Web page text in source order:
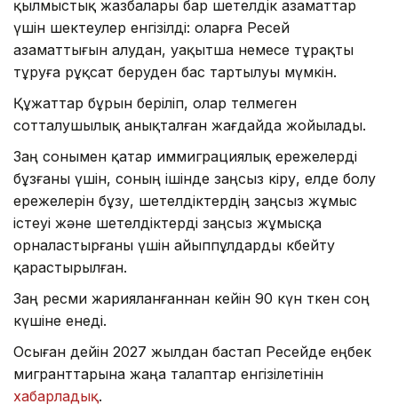
қылмыстық жазбалары бар шетелдік азаматтар
үшін шектеулер енгізілді: оларға Ресей
азаматтығын алудан, уақытша немесе тұрақты
тұруға рұқсат беруден бас тартылуы мүмкін.
Құжаттар бұрын беріліп, олар өтелмеген
сотталушылық анықталған жағдайда жойылады.
Заң сонымен қатар иммиграциялық ережелерді
бұзғаны үшін, соның ішінде заңсыз кіру, елде болу
ережелерін бұзу, шетелдіктердің заңсыз жұмыс
істеуі және шетелдіктерді заңсыз жұмысқа
орналастырғаны үшін айыппұлдарды көбейту
қарастырылған.
Заң ресми жарияланғаннан кейін 90 күн өткен соң
күшіне енеді.
Осыған дейін 2027 жылдан бастап Ресейде еңбек
мигранттарына жаңа талаптар енгізілетінін
хабарладық.